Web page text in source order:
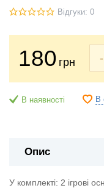
Відгуки: 0
180 грн -
В наявності В
Опис
У комплекті: 2 ігрові